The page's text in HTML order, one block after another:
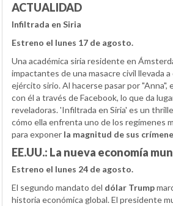
ACTUALIDAD
Infiltrada en Siria
Estreno el lunes 17 de agosto.
Una académica siria residente en
impactantes de una masacre civil llevada
ejército sirio. Al hacerse pasar por "Anna",
con él a través de Facebook, lo que da
reveladoras. 'Infiltrada en Siria' es un
cómo ella enfrenta uno de los regímenes
para exponer la magnitud de sus
EE.UU.: La nueva economía
Estreno el lunes 24 de agosto.
El segundo mandato del dólar Trump
historia económica global. El presidente